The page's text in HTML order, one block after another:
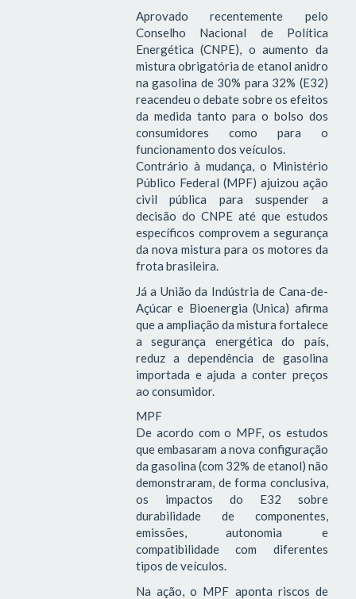
Aprovado recentemente pelo
Conselho Nacional de Política
Energética (CNPE), o aumento da
mistura obrigatória de etanol anidro
na gasolina de 30% para 32% (E32)
reacendeu o debate sobre os efeitos
da medida tanto para o bolso dos
consumidores como para o
funcionamento dos veículos.
Contrário à mudança, o Ministério
Público Federal (MPF) ajuizou ação
civil pública para suspender a
decisão do CNPE até que estudos
específicos comprovem a segurança
da nova mistura para os motores da
frota brasileira.
Já a União da Indústria de Cana-de-
Açúcar e Bioenergia (Unica) afirma
que a ampliação da mistura fortalece
a segurança energética do país,
reduz a dependência de gasolina
importada e ajuda a conter preços
ao consumidor.
MPF
De acordo com o MPF, os estudos
que embasaram a nova configuração
da gasolina (com 32% de etanol) não
demonstraram, de forma conclusiva,
os impactos do E32 sobre
durabilidade de componentes,
emissões, autonomia e
compatibilidade com diferentes
tipos de veículos.
Na ação, o MPF aponta riscos de